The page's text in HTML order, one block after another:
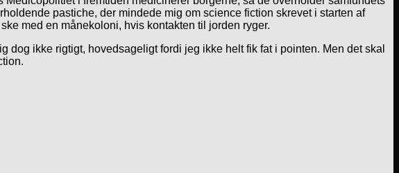
pastiche, der mindede mig om science fiction skrevet i starten af
med en månekoloni, hvis kontakten til jorden ryger.
ikke rigtigt, hovedsageligt fordi jeg ikke helt fik fat i pointen. Men det skal